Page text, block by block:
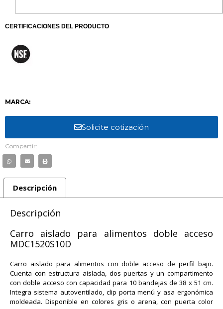
CERTIFICACIONES DEL PRODUCTO
MARCA:
Solicite cotización
Compartir:
Descripción
Descripción
Carro aislado para alimentos doble acceso
MDC1520S10D
Carro aislado para alimentos con doble acceso de perfil bajo.
Cuenta con estructura aislada, dos puertas y un compartimento
con doble acceso con capacidad para 10 bandejas de 38 x 51 cm.
Integra sistema autoventilado, clip porta menú y asa ergonómica
moldeada. Disponible en colores gris o arena, con puerta color